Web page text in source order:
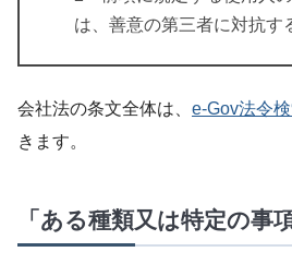
は、善意の第三者に対抗す
会社法の条文全体は、 e-Gov法令検
きます。
「ある種類又は特定の事